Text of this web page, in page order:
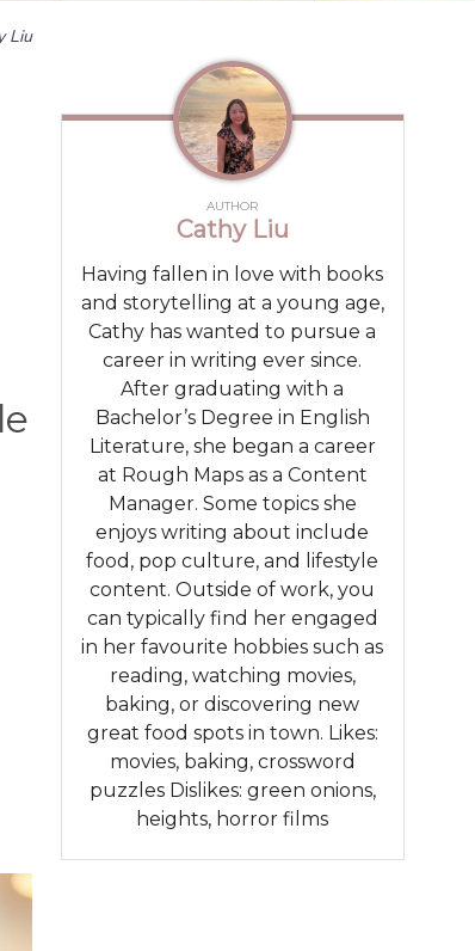
Liu
AUTHOR
Cathy Liu
Having fallen in love with books
and storytelling at a young age,
Cathy has wanted to pursue a
career in writing ever since.
After graduating with a
Bachelor’s Degree in English
Literature, she began a career
at Rough Maps as a Content
Manager. Some topics she
enjoys writing about include
food, pop culture, and lifestyle
content. Outside of work, you
can typically find her engaged
in her favourite hobbies such as
reading, watching movies,
baking, or discovering new
great food spots in town. Likes:
movies, baking, crossword
puzzles Dislikes: green onions,
heights, horror films